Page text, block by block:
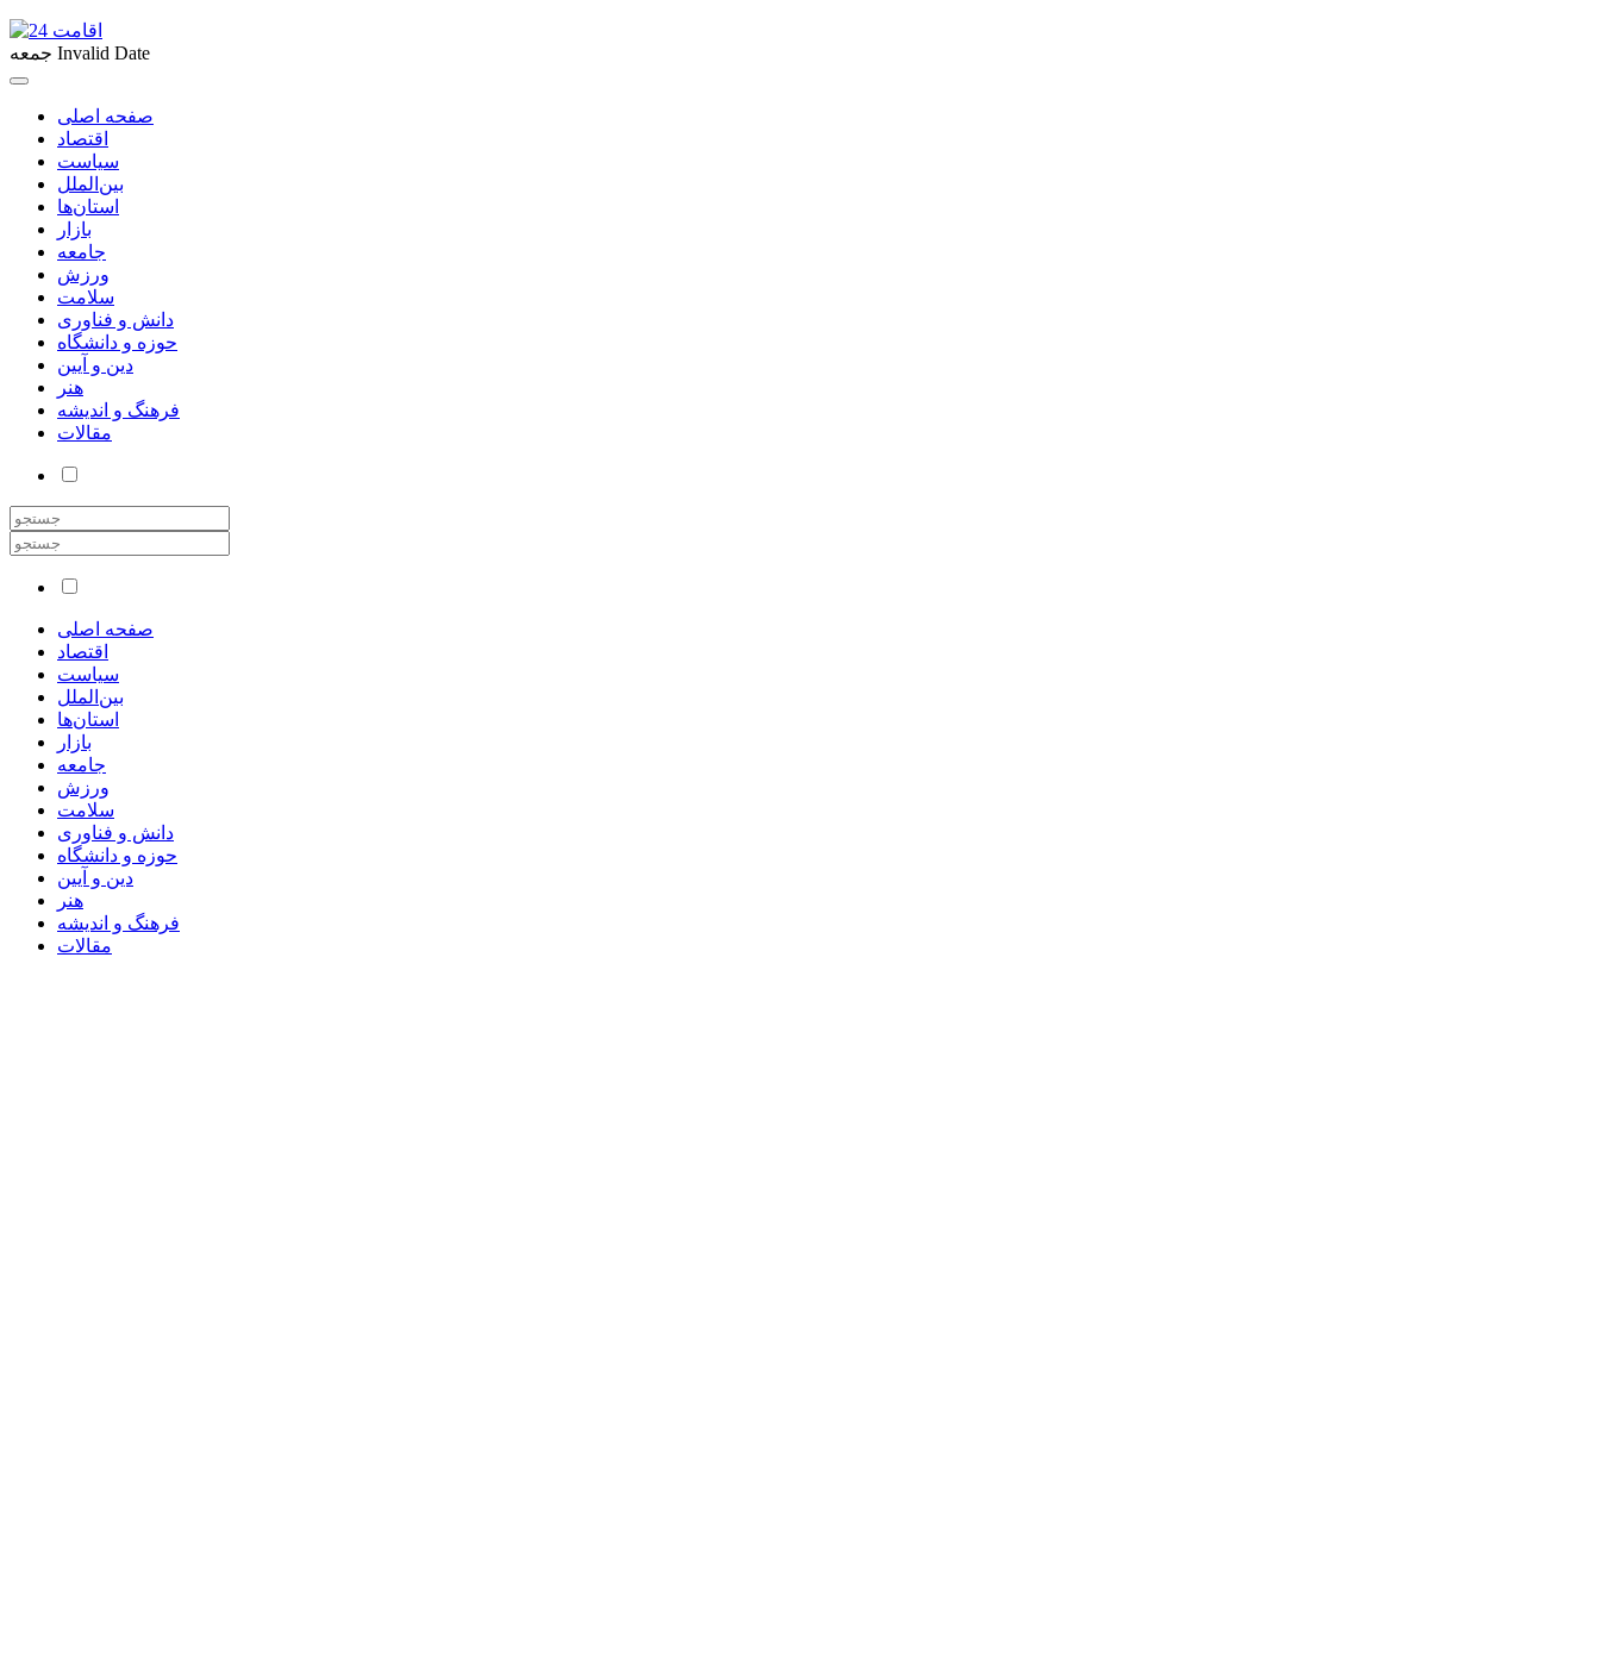
جمعه Invalid Date
صفحه اصلی
اقتصاد
سیاست
بین‌الملل
استان‌ها
بازار
جامعه
ورزش
سلامت
دانش و فناوری
حوزه و دانشگاه
دین و آیین
هنر
فرهنگ و اندیشه
مقالات
صفحه اصلی
اقتصاد
سیاست
بین‌الملل
استان‌ها
بازار
جامعه
ورزش
سلامت
دانش و فناوری
حوزه و دانشگاه
دین و آیین
هنر
فرهنگ و اندیشه
مقالات